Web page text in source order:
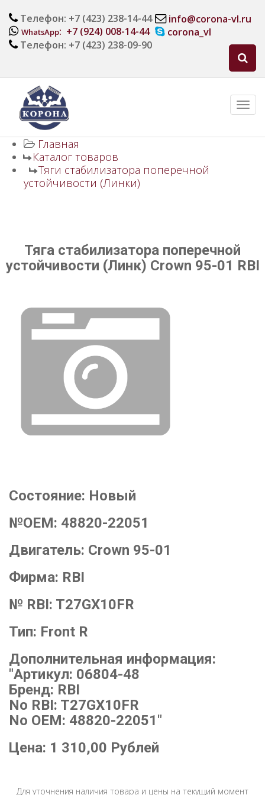
Телефон: +7 (423) 238-14-44
WhatsApp: +7 (924) 008-14-44
Телефон: +7 (423) 238-09-90
info@corona-vl.ru
corona_vl
Главная
Каталог товаров
Тяги стабилизатора поперечной
устойчивости (Линки)
Тяга стабилизатора поперечной
устойчивости (Линк) Crown 95-01 RBI
Состояние: Новый
№OEM: 48820-22051
Двигатель: Crown 95-01
Фирма: RBI
№ RBI: T27GX10FR
Тип: Front R
Дополнительная информация:
"Артикул: 06804-48
Бренд: RBI
No RBI: T27GX10FR
No OEM: 48820-22051"
Цена: 1 310,00 Рублей
Для уточнения наличия товара и цены на текущий момент